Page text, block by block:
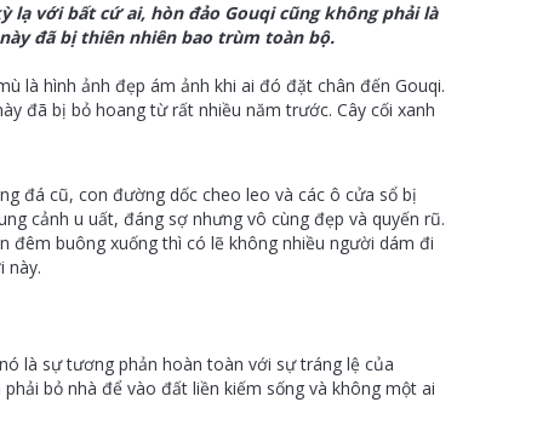
với bất cứ ai, hòn đảo Gouqi cũng không phải là
đã bị thiên nhiên bao trùm toàn bộ.
là hình ảnh đẹp ám ảnh khi ai đó đặt chân đến Gouqi.
đã bị bỏ hoang từ rất nhiều năm trước. Cây cối xanh
đá cũ, con đường dốc cheo leo và các ô cửa sổ bị
cảnh u uất, đáng sợ nhưng vô cùng đẹp và quyến rũ.
đêm buông xuống thì có lẽ không nhiều người dám đi
này.
là sự tương phản hoàn toàn với sự tráng lệ của
bỏ nhà để vào đất liền kiếm sống và không một ai